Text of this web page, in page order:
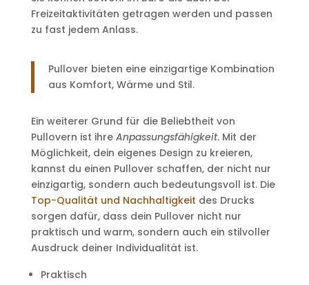
Freizeitaktivitäten getragen werden und passen
zu fast jedem Anlass.
Pullover bieten eine einzigartige Kombination
aus Komfort, Wärme und Stil.
Ein weiterer Grund für die Beliebtheit von
Pullovern ist ihre Anpassungsfähigkeit. Mit der
Möglichkeit, dein eigenes Design zu kreieren,
kannst du einen Pullover schaffen, der nicht nur
einzigartig, sondern auch bedeutungsvoll ist. Die
Top-Qualität und Nachhaltigkeit des Drucks
sorgen dafür, dass dein Pullover nicht nur
praktisch und warm, sondern auch ein stilvoller
Ausdruck deiner Individualität ist.
Praktisch